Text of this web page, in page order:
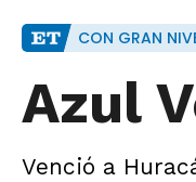
CON GRAN
Azul
Venció a